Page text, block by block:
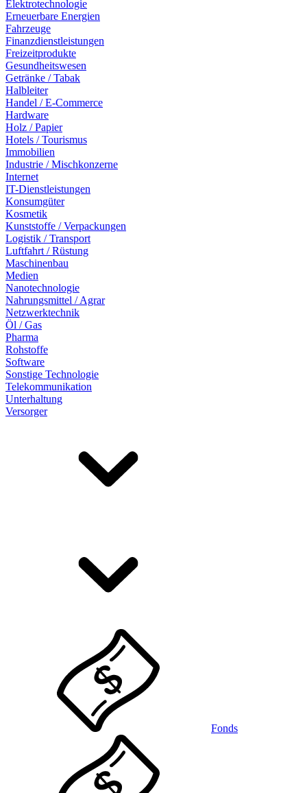
Elektrotechnologie
Erneuerbare Energien
Fahrzeuge
Finanzdienstleistungen
Freizeitprodukte
Gesundheitswesen
Getränke / Tabak
Halbleiter
Handel / E-Commerce
Hardware
Holz / Papier
Hotels / Tourismus
Immobilien
Industrie / Mischkonzerne
Internet
IT-Dienstleistungen
Konsumgüter
Kosmetik
Kunststoffe / Verpackungen
Logistik / Transport
Luftfahrt / Rüstung
Maschinenbau
Medien
Nanotechnologie
Nahrungsmittel / Agrar
Netzwerktechnik
Öl / Gas
Pharma
Rohstoffe
Software
Sonstige Technologie
Telekommunikation
Unterhaltung
Versorger
Fonds